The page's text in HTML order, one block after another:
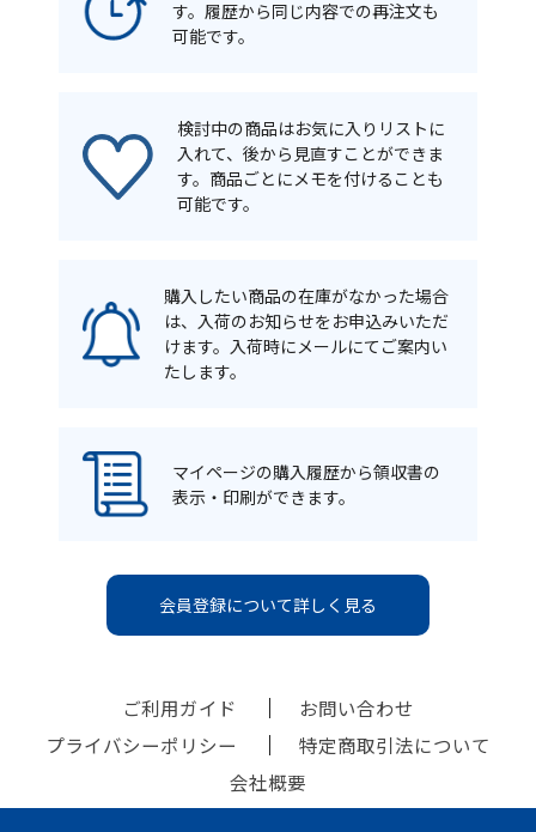
す。履歴から同じ内容での再注文も
可能です。
検討中の商品はお気に入りリストに
入れて、後から見直すことができま
す。商品ごとにメモを付けることも
可能です。
購入したい商品の在庫がなかった場合
は、入荷のお知らせをお申込みいただ
けます。入荷時にメールにてご案内い
たします。
マイページの購入履歴から領収書の
表示・印刷ができます。
会員登録について詳しく見る
ご利用ガイド
お問い合わせ
プライバシーポリシー
特定商取引法について
会社概要